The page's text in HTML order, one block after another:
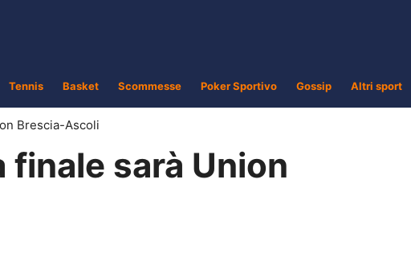
Tennis Basket Scommesse Poker Sportivo Gossip Altri sport
Brescia-Ascoli
finale sarà Union